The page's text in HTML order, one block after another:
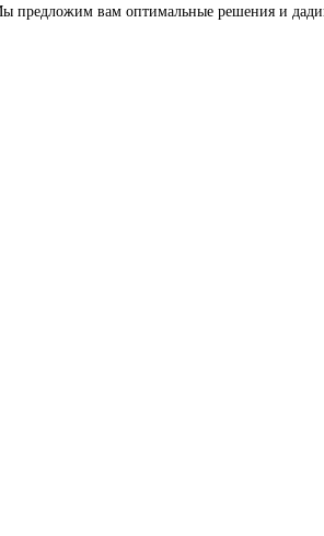
предложим вам оптимальные решения и